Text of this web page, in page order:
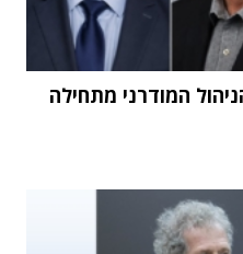
המודרני מתחילה